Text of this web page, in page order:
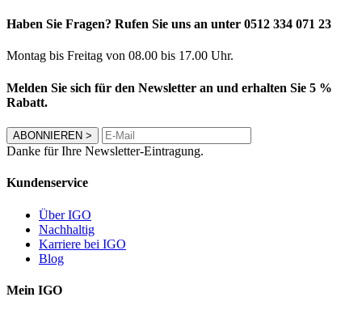
Haben Sie Fragen? Rufen Sie uns an unter 0512 334 071 23
Montag bis Freitag von 08.00 bis 17.00 Uhr.
Melden Sie sich für den Newsletter an und erhalten Sie 5 %
Rabatt.
ABONNIEREN >
Danke für Ihre Newsletter-Eintragung.
Kundenservice
Über IGO
Nachhaltig
Karriere bei IGO
Blog
Mein IGO